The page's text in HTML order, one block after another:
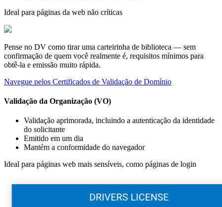
Ideal para páginas da web não críticas
Pense no DV como tirar uma carteirinha de biblioteca — sem
confirmação de quem você realmente é, requisitos mínimos para
obtê-la e emissão muito rápida.
Navegue pelos Certificados de Validação de Domínio
Validação da Organização (VO)
Validação aprimorada, incluindo a autenticação da identidade
do solicitante
Emitido em um dia
Mantém a conformidade do navegador
Ideal para páginas web mais sensíveis, como páginas de login